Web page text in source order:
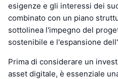
esigenze e gli interessi dei
combinato con un piano
sottolinea l'impegno del
sostenibile e l'espansione
Prima di considerare un
asset digitale, è essenziale